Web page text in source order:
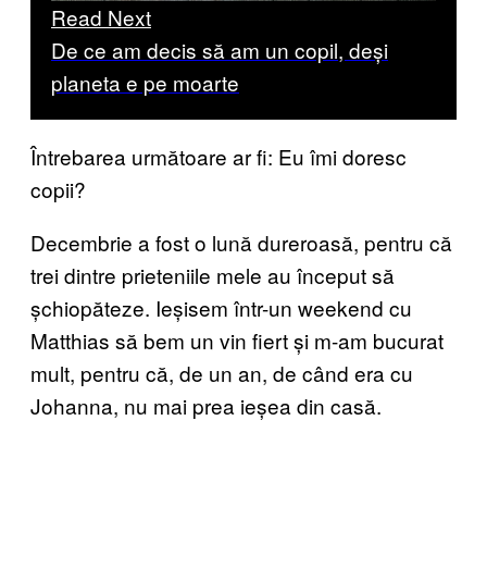
Read Next
De ce am decis să am un copil, deși
planeta e pe moarte
Întrebarea următoare ar fi: Eu îmi doresc
copii?
Decembrie a fost o lună dureroasă, pentru că
trei dintre prieteniile mele au început să
șchiopăteze. Ieșisem într-un weekend cu
Matthias să bem un vin fiert și m-am bucurat
mult, pentru că, de un an, de când era cu
Johanna, nu mai prea ieșea din casă.